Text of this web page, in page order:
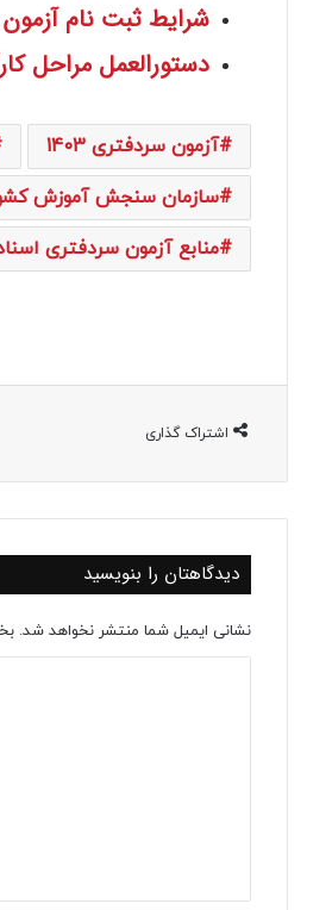
شرایط ثبت نام آزمون
دستورالعمل مراحل
آزمون سردفتری 1403
سازمان سنجش آموزش
منابع آزمون سردفتری اسناد
اشتراک گذاری
دیدگاهتان را بنویسید
نشانی ایمیل شما منتشر نخواهد شد.